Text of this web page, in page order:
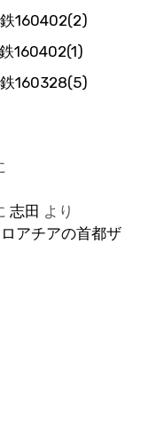
160402(2)
160402(1)
160328(5)
志田 より
アチアの首都ザ